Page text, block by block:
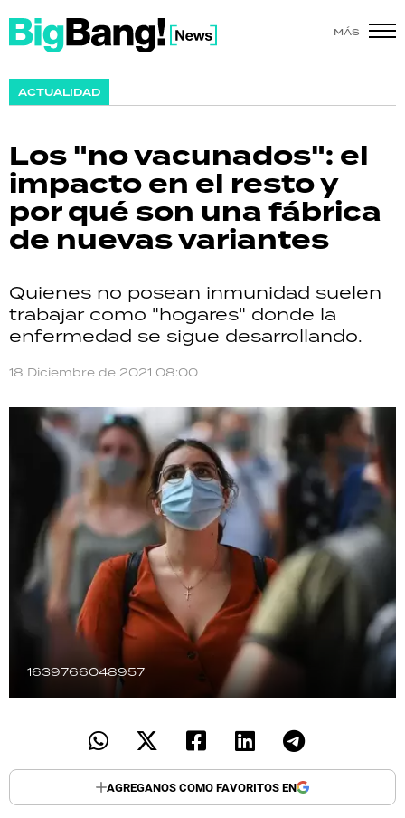
MÁS
ACTUALIDAD
Los "no vacunados": el
impacto en el resto y
por qué son una fábrica
de nuevas variantes
Quienes no posean inmunidad suelen
trabajar como "hogares" donde la
enfermedad se sigue desarrollando.
18 Diciembre de 2021 08:00
1639766048957
AGREGANOS COMO FAVORITOS EN
SHOW
ACTUALIDAD
POLICIALES
ECONOMÍA
GRAN HERMANO
SALUD
DEPORTES
TECNOLOGÍA
RECETAS
PALABRAS
HORÓSCOPO
Seguinos